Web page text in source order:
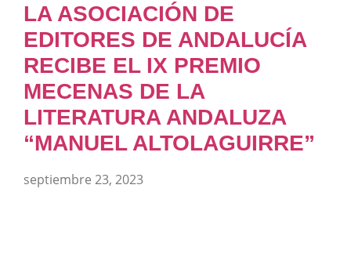
LA ASOCIACIÓN DE
EDITORES DE ANDALUCÍA
RECIBE EL IX PREMIO
MECENAS DE LA
LITERATURA ANDALUZA
“MANUEL ALTOLAGUIRRE”
septiembre 23, 2023